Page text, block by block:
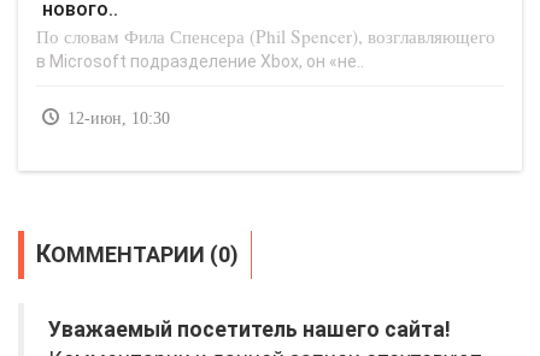
нового..
По словам Фила Спенсера (Phil Spencer), возглавляющего
в Microsoft подразделение Xbox, он «не..
12-июн, 10:30
КОММЕНТАРИИ (0)
Уважаемый посетитель нашего сайта!